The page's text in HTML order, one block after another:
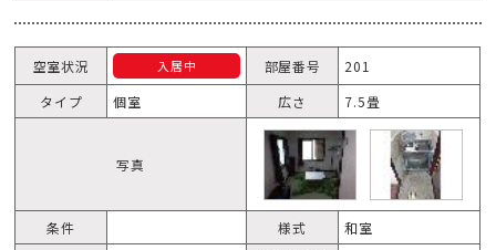
空室状況 入居中 部屋番号
201
タイプ
個室 広さ 7.5畳
写真
条件 様式 和室